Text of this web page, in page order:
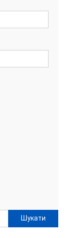
Пошук: